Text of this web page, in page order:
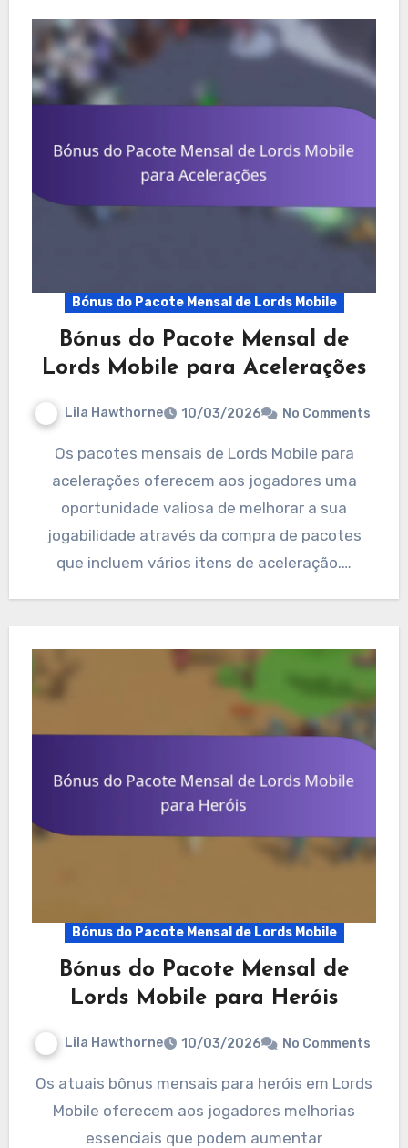
Bónus do Pacote Mensal de Lords Mobile
Bónus do Pacote Mensal de
Lords Mobile para Acelerações
Lila Hawthorne 10/03/2026 No Comments
Os pacotes mensais de Lords Mobile para
acelerações oferecem aos jogadores uma
oportunidade valiosa de melhorar a sua
jogabilidade através da compra de pacotes
que incluem vários itens de aceleração.…
Bónus do Pacote Mensal de Lords Mobile
Bónus do Pacote Mensal de
Lords Mobile para Heróis
Lila Hawthorne 10/03/2026 No Comments
Os atuais bônus mensais para heróis em Lords
Mobile oferecem aos jogadores melhorias
essenciais que podem aumentar